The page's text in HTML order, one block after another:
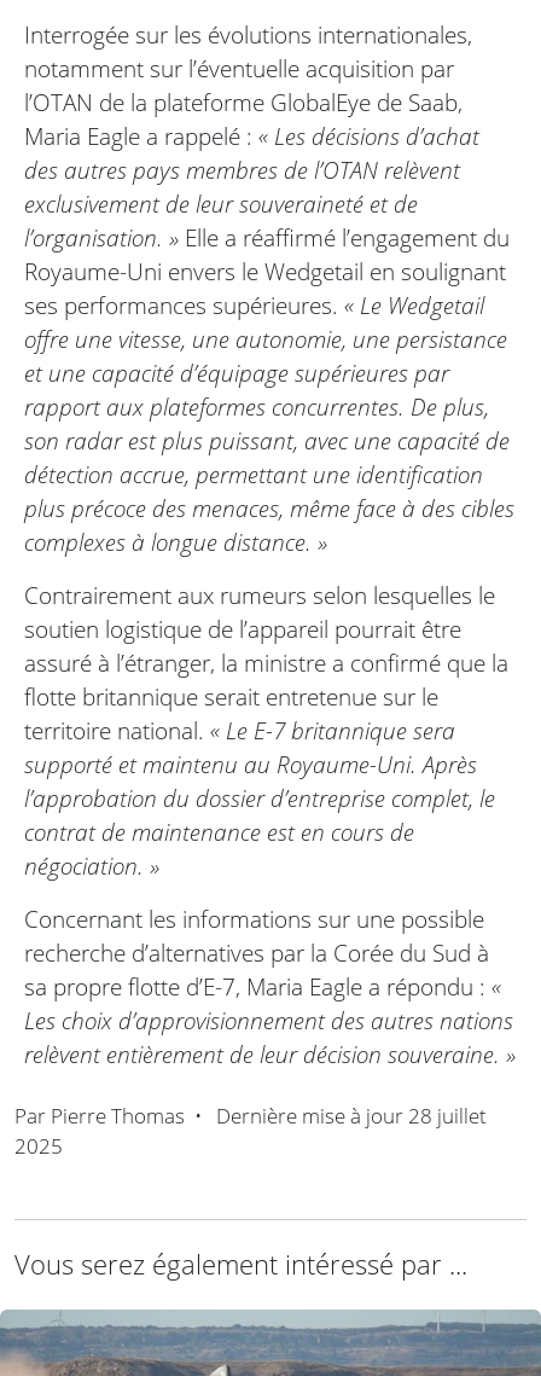
Interrogée sur les évolutions internationales,
notamment sur l’éventuelle acquisition par
l’OTAN de la plateforme GlobalEye de Saab,
Maria Eagle a rappelé : « Les décisions d’achat
des autres pays membres de l’OTAN relèvent
exclusivement de leur souveraineté et de
l’organisation. » Elle a réaffirmé l’engagement du
Royaume-Uni envers le Wedgetail en soulignant
ses performances supérieures. « Le Wedgetail
offre une vitesse, une autonomie, une persistance
et une capacité d’équipage supérieures par
rapport aux plateformes concurrentes. De plus,
son radar est plus puissant, avec une capacité de
détection accrue, permettant une identification
plus précoce des menaces, même face à des cibles
complexes à longue distance. »
Contrairement aux rumeurs selon lesquelles le
soutien logistique de l’appareil pourrait être
assuré à l’étranger, la ministre a confirmé que la
flotte britannique serait entretenue sur le
territoire national. « Le E-7 britannique sera
supporté et maintenu au Royaume-Uni. Après
l’approbation du dossier d’entreprise complet, le
contrat de maintenance est en cours de
négociation. »
Concernant les informations sur une possible
recherche d’alternatives par la Corée du Sud à
sa propre flotte d’E-7, Maria Eagle a répondu : «
Les choix d’approvisionnement des autres nations
relèvent entièrement de leur décision souveraine. »
Par Pierre Thomas • Dernière mise à jour 28 juillet
2025
Vous serez également intéressé par ...